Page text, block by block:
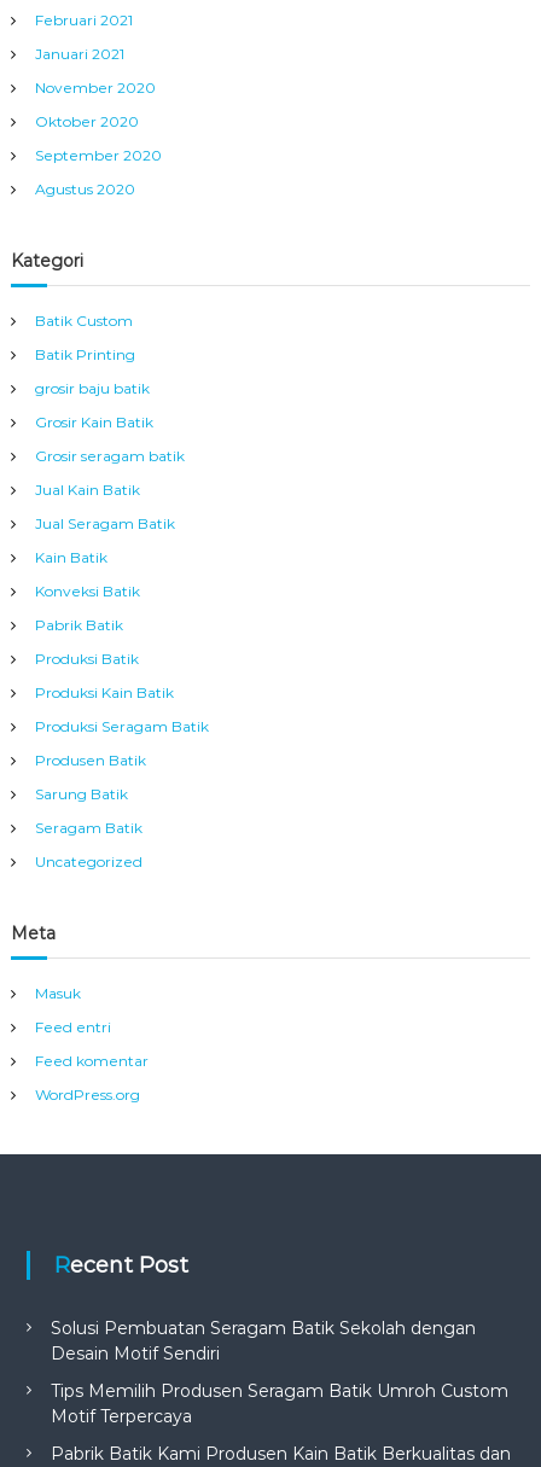
Februari 2021
Januari 2021
November 2020
Oktober 2020
September 2020
Agustus 2020
Kategori
Batik Custom
Batik Printing
grosir baju batik
Grosir Kain Batik
Grosir seragam batik
Jual Kain Batik
Jual Seragam Batik
Kain Batik
Konveksi Batik
Pabrik Batik
Produksi Batik
Produksi Kain Batik
Produksi Seragam Batik
Produsen Batik
Sarung Batik
Seragam Batik
Uncategorized
Meta
Masuk
Feed entri
Feed komentar
WordPress.org
Recent Post
Solusi Pembuatan Seragam Batik Sekolah dengan
Desain Motif Sendiri
Tips Memilih Produsen Seragam Batik Umroh Custom
Motif Terpercaya
Pabrik Batik Kami Produsen Kain Batik Berkualitas dan